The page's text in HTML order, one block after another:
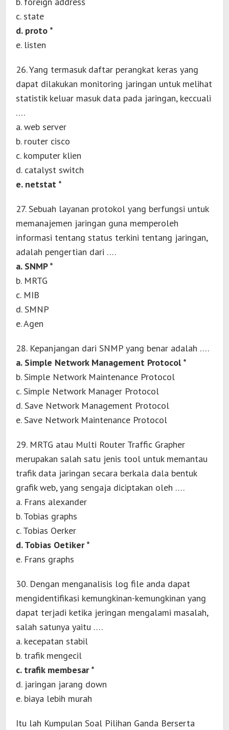
c. state
d. proto *
e. listen
26. Yang termasuk daftar perangkat keras yang
dapat dilakukan monitoring jaringan untuk melihat
statistik keluar masuk data pada jaringan, keccuali
….
a. web server
b. router cisco
c. komputer klien
d. catalyst switch
e. netstat *
27. Sebuah layanan protokol yang berfungsi untuk
memanajemen jaringan guna memperoleh
informasi tentang status terkini tentang jaringan,
adalah pengertian dari ….
a. SNMP *
b. MRTG
c. MIB
d. SMNP
e. Agen
28. Kepanjangan dari SNMP yang benar adalah ….
a. Simple Network Management Protocol *
b. Simple Network Maintenance Protocol
c. Simple Network Manager Protocol
d. Save Network Management Protocol
e. Save Network Maintenance Protocol
29. MRTG atau Multi Router Traffic Grapher
merupakan salah satu jenis tool untuk memantau
trafik data jaringan secara berkala dala bentuk
grafik web, yang sengaja diciptakan oleh ….
a. Frans alexander
b. Tobias graphs
c. Tobias Oerker
d. Tobias Oetiker *
e. Frans graphs
30. Dengan menganalisis log file anda dapat
mengidentifikasi kemungkinan-kemungkinan yang
dapat terjadi ketika jeringan mengalami masalah,
salah satunya yaitu ….
a. kecepatan stabil
b. trafik mengecil
c. trafik membesar *
d. jaringan jarang down
e. biaya lebih murah
Itu lah Kumpulan Soal Pilihan Ganda Berserta